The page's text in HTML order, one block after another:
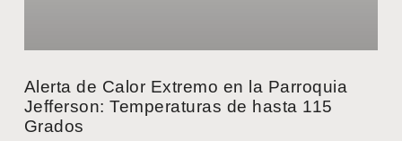
Alerta de Calor Extremo en la Parroquia
Jefferson: Temperaturas de hasta 115
Grados